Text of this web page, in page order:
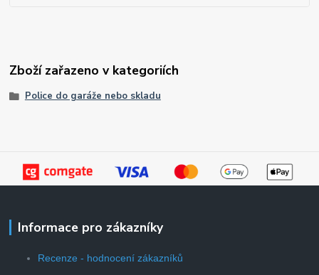
Zboží zařazeno v kategoriích
Police do garáže nebo skladu
Informace pro zákazníky
Recenze - hodnocení zákazníků